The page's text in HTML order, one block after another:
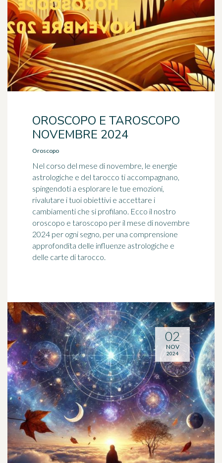
OROSCOPO E TAROSCOPO
NOVEMBRE 2024
Oroscopo
Nel corso del mese di novembre, le energie
astrologiche e del tarocco ti accompagnano,
spingendoti a esplorare le tue emozioni,
rivalutare i tuoi obiettivi e accettare i
cambiamenti che si profilano. Ecco il nostro
oroscopo e taroscopo per il mese di novembre
2024 per ogni segno, per una comprensione
approfondita delle influenze astrologiche e
delle carte di tarocco.
02
NOV
2024